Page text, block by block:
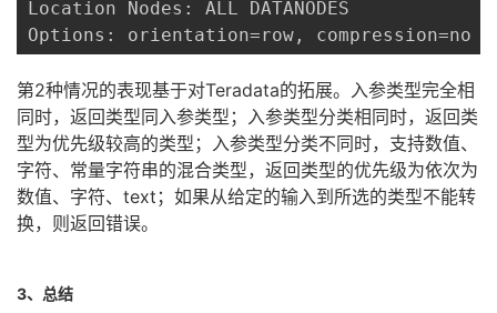
Location Nodes: ALL DATANODES
Options: orientation=row, compression=no
第2种情况的表现基于对Teradata的拓展。入参类型完全相
同时，返回类型同入参类型；入参类型分类相同时，返回类
型为优先级较高的类型；入参类型分类不同时，支持数值、
字符、常量字符串的混合类型，返回类型的优先级为依次为
数值、字符、text；如果从给定的输入到所选的类型不能转
换，则返回错误。
3、总结